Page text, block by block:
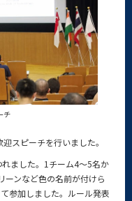
チ
スピーチを行いました。
ました。1チーム4～5名か
ーンなど色の名前が付けら
参加しました。ルール発表